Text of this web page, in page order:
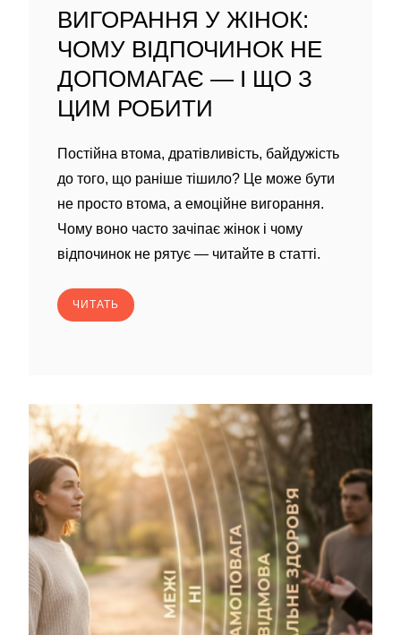
ВИГОРАННЯ У ЖІНОК:
ЧОМУ ВІДПОЧИНОК НЕ
ДОПОМАГАЄ — І ЩО З
ЦИМ РОБИТИ
Постійна втома, дратівливість, байдужість
до того, що раніше тішило? Це може бути
не просто втома, а емоційне вигорання.
Чому воно часто зачіпає жінок і чому
відпочинок не рятує — читайте в статті.
ЧИТАТЬ